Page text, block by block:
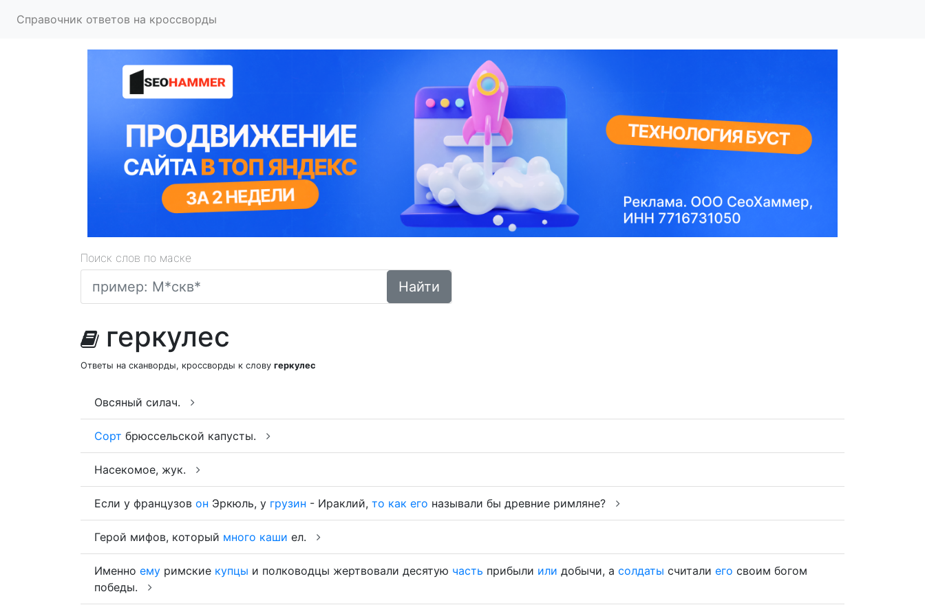
Справочник ответов на кроссворды
Поиск слов по маске
Найти
геркулес
Ответы на сканворды, кроссворды к слову геркулес
Овсяный силач.
Сорт брюссельской капусты.
Насекомое, жук.
Если у французов он Эркюль, у грузин - Ираклий, то как его называли бы древние римляне?
Герой мифов, который много каши ел.
Именно ему римские купцы и полководцы жертвовали десятую часть прибыли или добычи, а солдаты считали его своим богом
победы.